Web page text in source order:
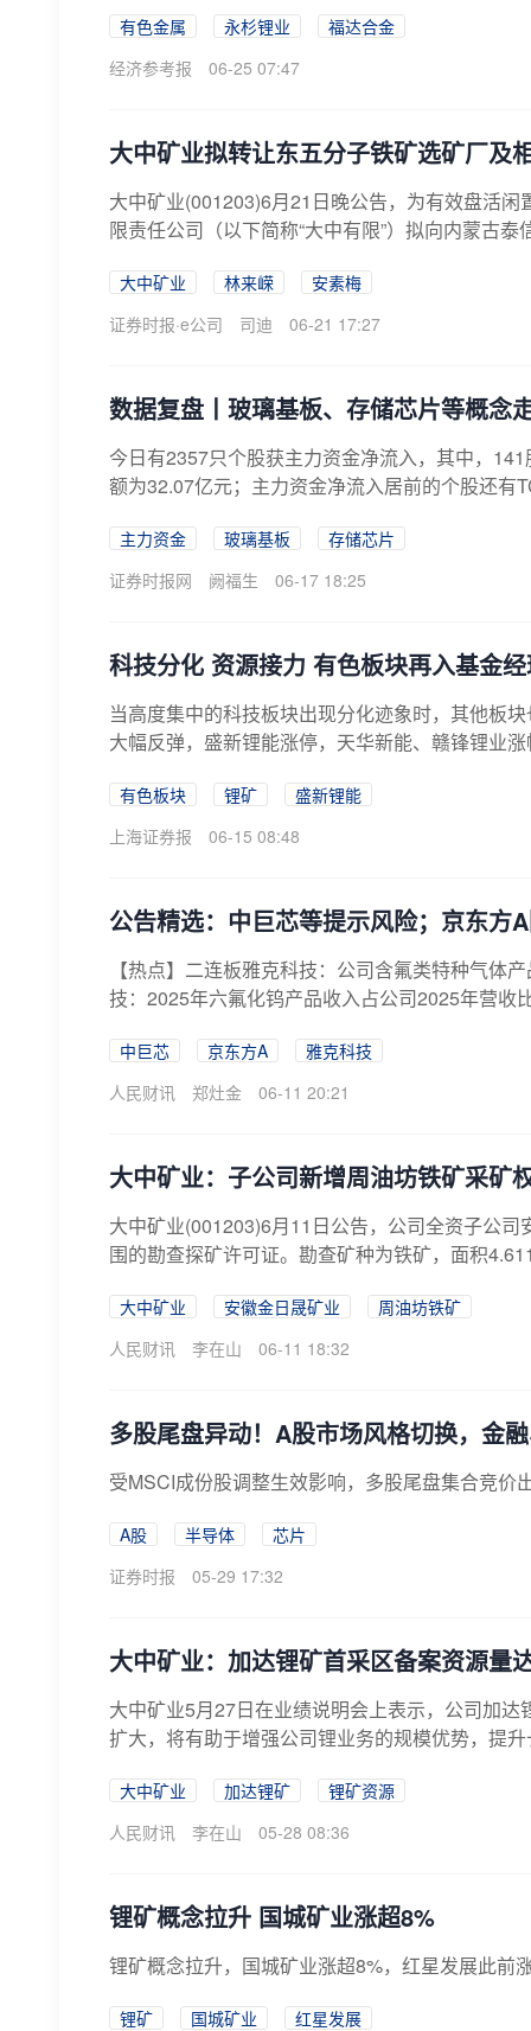
有色金属 永杉锂业
福达合金
经济参考报
06-25 07:47
大中矿业拟转让东五分子铁矿选矿厂及
大中矿业(001203)6月21日晚公告，为有效盘活
限责任公司（以下简称“大中有限”）拟向内蒙古
大中矿业 林来嵘
安素梅
证券时报·e公司
司迪 06-21 17:27
数据复盘丨玻璃基板、存储芯片等概念
今日有2357只个股获主力资金净流入，其中，
额为32.07亿元；主力资金净流入居前的个股还有
主力资金 玻璃基板
存储芯片
证券时报网
阙福生 06-17 18:25
科技分化 资源接力 有色板块再入基金
当高度集中的科技板块出现分化迹象时，其他板
大幅反弹，盛新锂能涨停，天华新能、赣锋锂业
有色板块 锂矿
盛新锂能
上海证券报
06-15 08:48
公告精选：中巨芯等提示风险；京东方
【热点】二连板雅克科技：公司含氟类特种气体
技：2025年六氟化钨产品收入占公司2025年营收
中巨芯 京东方A
雅克科技
人民财讯
郑灶金 06-11 20:21
大中矿业：子公司新增周油坊铁矿采矿
大中矿业(001203)6月11日公告，公司全资子公
围的勘查探矿许可证。勘查矿种为铁矿，面积
大中矿业 安徽金日晟矿业
周油坊铁矿
人民财讯
李在山 06-11 18:32
多股尾盘异动！A股市场风格切换，金
受MSCI成份股调整生效影响，多股尾盘集合竞价
A股 半导体
芯片
证券时报
05-29 17:32
大中矿业：加达锂矿首采区备案资源量
大中矿业5月27日在业绩说明会上表示，公司加
扩大，将有助于增强公司锂业务的规模优势，提
大中矿业 加达锂矿
锂矿资源
人民财讯
李在山 05-28 08:36
锂矿概念拉升 国城矿业涨超8%
锂矿概念拉升，国城矿业涨超8%，红星发展此前
锂矿 国城矿业
红星发展